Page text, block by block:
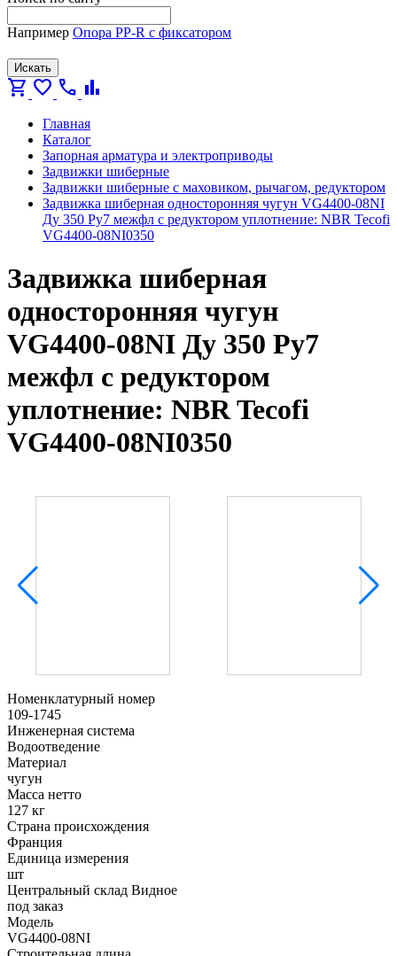
Например Опора PP-R с фиксатором
Искать
shopping_cart favorite call bar_chart
Главная
Каталог
Запорная арматура и электроприводы
Задвижки шиберные
Задвижки шиберные с маховиком, рычагом, редуктором
Задвижка шиберная односторонняя чугун VG4400-08NI
Ду 350 Ру7 межфл с редуктором уплотнение: NBR Tecofi
VG4400-08NI0350
Задвижка шиберная
односторонняя чугун
VG4400-08NI Ду 350 Ру7
межфл с редуктором
уплотнение: NBR Tecofi
VG4400-08NI0350
Номенклатурный номер
109-1745
Инженерная система
Водоотведение
Материал
чугун
Масса нетто
127 кг
Страна происхождения
Франция
Единица измерения
шт
Центральный склад Видное
под заказ
Модель
VG4400-08NI